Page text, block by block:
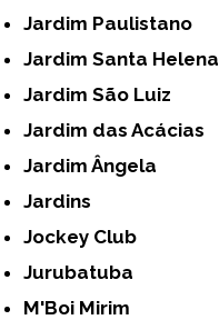
Jardim Paulistano
Jardim Santa Helena
Jardim São Luiz
Jardim das Acácias
Jardim Ângela
Jardins
Jockey Club
Jurubatuba
M'Boi Mirim